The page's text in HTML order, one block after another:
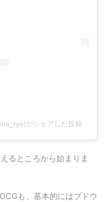
がシェアした投稿
るところから始まりま
も、基本的にはブドウ